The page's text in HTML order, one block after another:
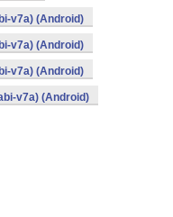
v7a) (Android)
v7a) (Android)
v7a) (Android)
v7a) (Android)